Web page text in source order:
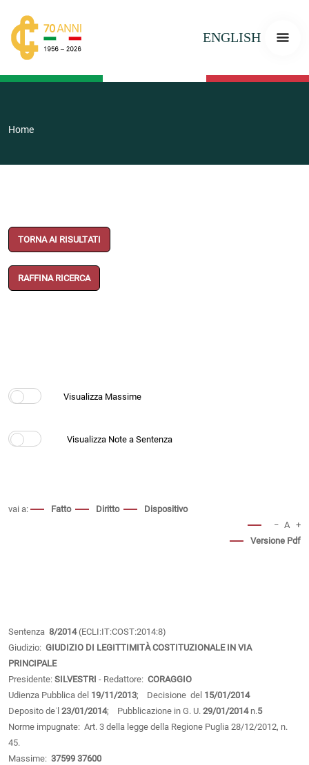
ENGLISH
Home
TORNA AI RISULTATI
RAFFINA RICERCA
vai a: Fatto Diritto
Dispositivo
− A +
Versione Pdf
Sentenza 8/2014(ECLI:IT:COST:2014:8)
Giudizio: GIUDIZIO DI LEGITTIMITÀ COSTITUZIONALE IN VIA
PRINCIPALE
Presidente: SILVESTRI - Redattore: CORAGGIO
Udienza Pubblica del 19/11/2013; Decisione del 15/01/2014
Deposito de˙l 23/01/2014; Pubblicazione in G. U. 29/01/2014n.5
Norme impugnate: Art. 3 della legge della Regione Puglia 28/12/2012, n.
45.
Massime: 37599 37600